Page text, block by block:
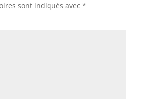
sont indiqués avec *